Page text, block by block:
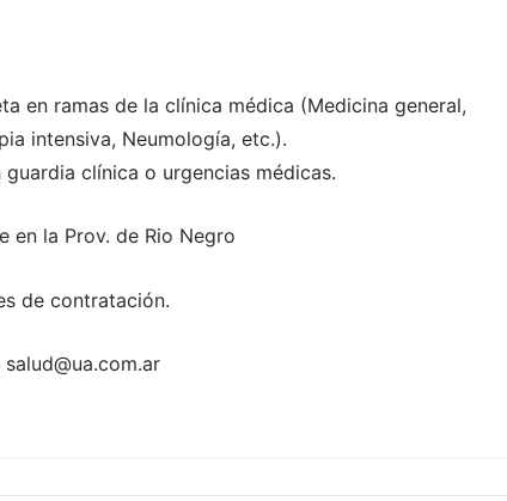
en ramas de la clínica médica (Medicina general,
intensiva, Neumología, etc.).
clínica o urgencias médicas.
en la Prov. de Rio Negro
de contratación.